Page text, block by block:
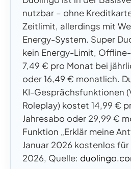
nutzbar – ohne
Zeitlimit, allerdings mit
Energy-System. Super
kein Energy-Limit,
7,49 € pro Monat bei
oder 16,49 € monatlich.
KI-Gesprächsfunktionen
Roleplay) kostet 14,99 €
Jahresabo oder 29,99 €
Funktion „Erklär meine
Januar 2026 kostenlos
2026, Quelle: